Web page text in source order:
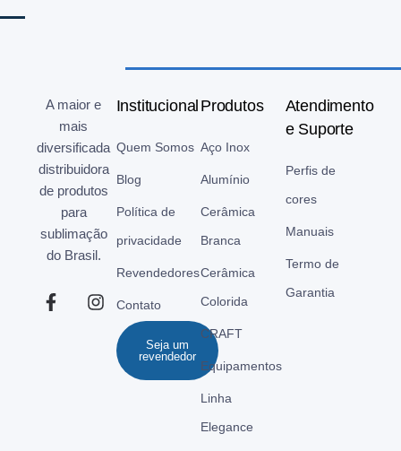
A maior e
mais
diversificada
distribuidora
de produtos
para
sublimação
do Brasil.
Institucional
Quem Somos
Blog
Política de
privacidade
Revendedores
Contato
Seja um
revendedor
Produtos
Aço Inox
Alumínio
Cerâmica
Branca
Cerâmica
Colorida
CRAFT
Equipamentos
Linha
Elegance
Atendimento
e Suporte
Perfis de
cores
Manuais
Termo de
Garantia